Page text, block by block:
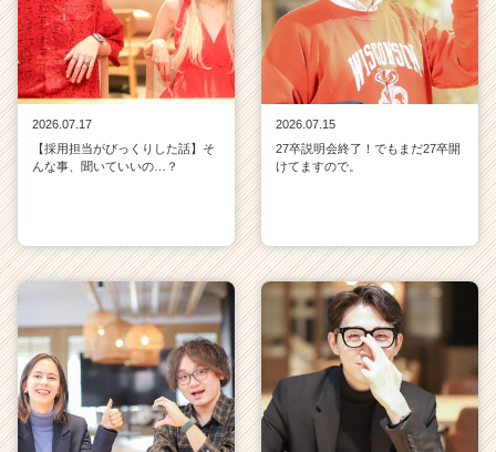
2026.07.17
【採用担当がびっくりした話】そ
んな事、聞いていいの…？
2026.07.15
27卒説明会終了！でもまだ27卒開
けてますので。